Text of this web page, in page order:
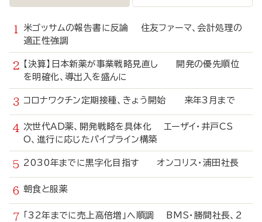
米ゴッサムの報告書に反論 住友ファーマ、会計処理の
適正性強調
【決算】日本新薬が事業戦略見直し 開発の優先順位
を明確化、導出入を盛んに
コロナワクチン定期接種、きょう開始 来年3月まで
次世代AD薬、開発戦略を具体化 エーザイ・井戸CS
O、進行に応じたパイプライン構築
2030年までに黒字化目指す オンコリス・浦田社長
朝食と服薬
「32年までに売上高倍増」へ順調 BMS・勝間社長、2